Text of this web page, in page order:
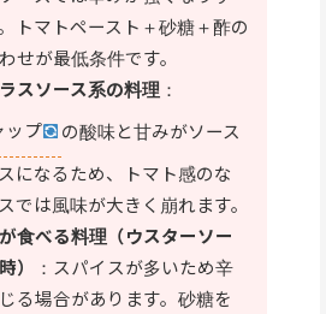
トマトペースト＋砂糖＋酢の
せが最低条件です。
スソース系の料理 ：
ップ
の酸味と甘みがソース
になるため、トマト感のな
では風味が大きく崩れます。
食べる料理（ウスターソー
）
：スパイスが多いため辛
る場合があります。砂糖を